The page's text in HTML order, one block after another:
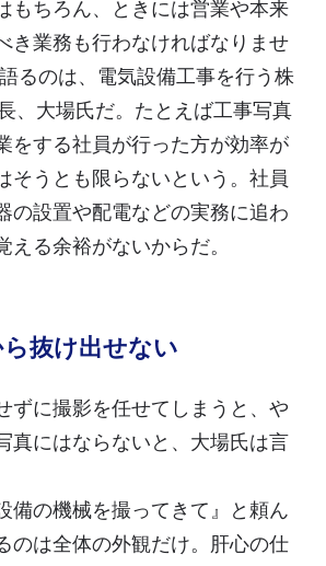
もちろん、ときには営業や本来
き業務も行わなければなりませ
るのは、電気設備工事を行う株
、大場氏だ。たとえば工事写真
をする社員が行った方が効率が
そうとも限らないという。社員
の設置や配電などの実務に追わ
える余裕がないからだ。
抜け出せない
ずに撮影を任せてしまうと、や
真にはならないと、大場氏は言
備の機械を撮ってきて』と頼ん
のは全体の外観だけ。肝心の仕